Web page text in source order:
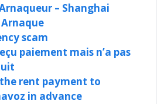
– Shanghai
Arnaque
scam
paiement mais n’a pas
rent payment to
in advance